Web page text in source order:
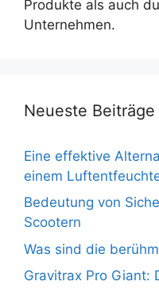
Produkte als auch
Unternehmen.
Neueste Beiträge
Eine effektive
einem
Bedeutung von
Scootern
Was sind die
Gravitrax Pro Giant: